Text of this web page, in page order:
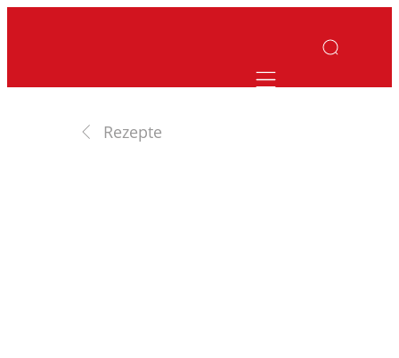
Mobile
Rezepte